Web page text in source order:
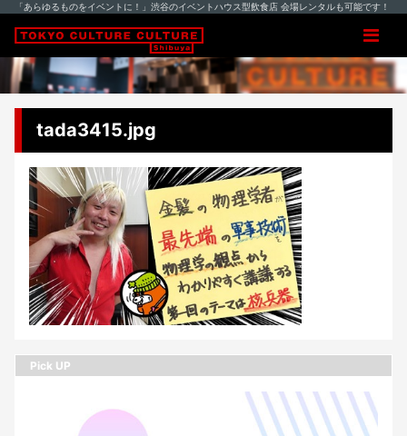
「あらゆるものをイベントに！」渋谷のイベントハウス型飲食店 会場レンタルも可能です！
tada3415.jpg
Pick UP